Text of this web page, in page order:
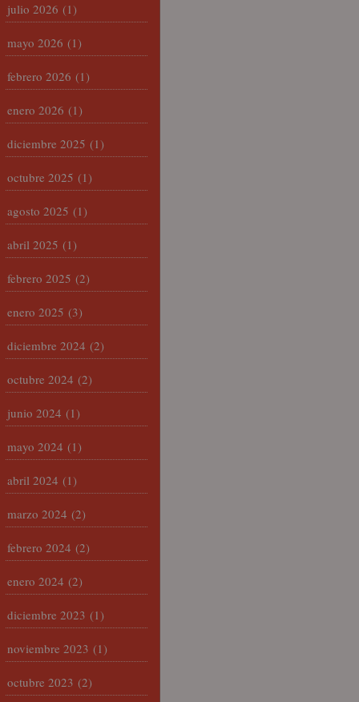
julio 2026 (1)
mayo 2026 (1)
febrero 2026 (1)
enero 2026 (1)
diciembre 2025 (1)
octubre 2025 (1)
agosto 2025 (1)
abril 2025 (1)
febrero 2025 (2)
enero 2025 (3)
diciembre 2024 (2)
octubre 2024 (2)
junio 2024 (1)
mayo 2024 (1)
abril 2024 (1)
marzo 2024 (2)
febrero 2024 (2)
enero 2024 (2)
diciembre 2023 (1)
noviembre 2023 (1)
octubre 2023 (2)